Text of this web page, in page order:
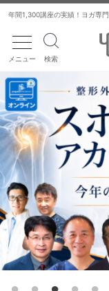
年間1,300講座の実績！ヨガ専
toggle
メニュー 検索